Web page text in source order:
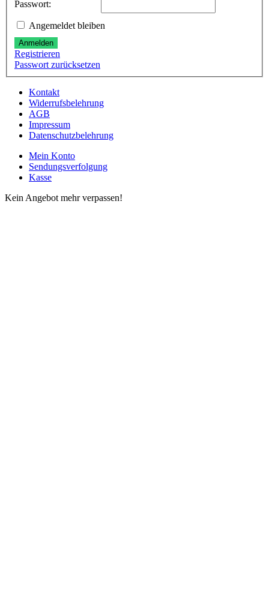
Passwort:
Angemeldet bleiben
Anmelden
Registrieren
Passwort zurücksetzen
Kontakt
Widerrufsbelehrung
AGB
Impressum
Datenschutzbelehrung
Mein Konto
Sendungsverfolgung
Kasse
Kein Angebot mehr verpassen!